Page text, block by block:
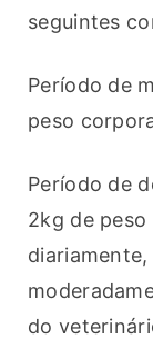
seguintes
Período de
peso
Período de
2kg de
do